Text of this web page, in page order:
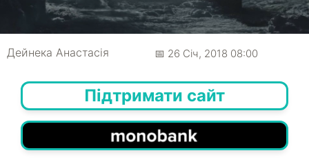
Дейнека Анастасiя 📅 26 Січ, 2018 08:00
Підтримати сайт